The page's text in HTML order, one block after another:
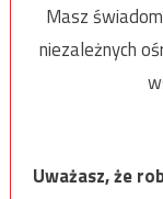
Masz
niezależnych
Uważasz, że